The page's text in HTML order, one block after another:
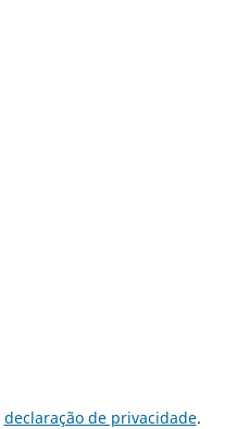
declaração de privacidade.